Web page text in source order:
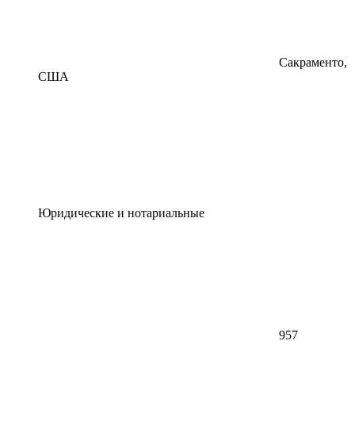
Сакраменто,
США
Юридические и нотариальные
957